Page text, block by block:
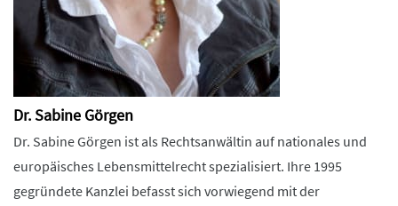
Dr. Sabine Görgen
Dr. Sabine Görgen ist als Rechtsanwältin auf nationales und
europäisches Lebensmittelrecht spezialisiert. Ihre 1995
gegründete Kanzlei befasst sich vorwiegend mit der